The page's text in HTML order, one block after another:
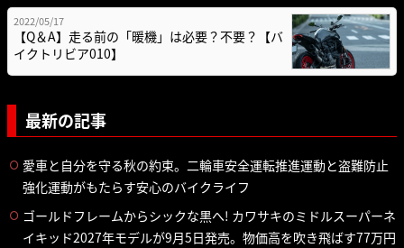
2022/05/17
【Q＆A】走る前の「暖機」は必要？不要？【バ
イクトリビア010】
最新の記事
愛車と自分を守る秋の約束。二輪車安全運転推進運動と盗難防止
強化運動がもたらす安心のバイクライフ
ゴールドフレームからシックな黒へ! カワサキのミドルスーパーネ
イキッド2027年モデルが9月5日発売。物価高を吹き飛ばす77万円